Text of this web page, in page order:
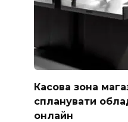
Касова зона
спланувати
онлайн